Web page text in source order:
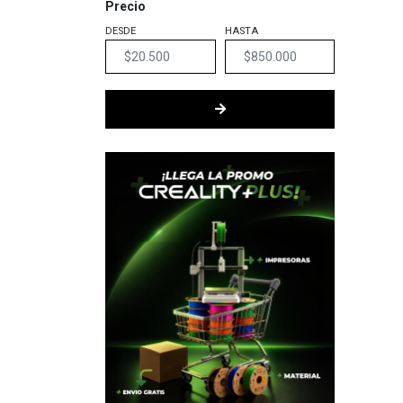
DORADO
FIRE RED 1
FLUO GREEN
FUCSIA 1
GRIS 4
ICE BLUE
LIGHT BLUE 3
LIGHT BROWN
LIGHT WOOD 1
LIGHT GREY 2
LILA 1
MINT GREEN 3
Precio
DESDE HASTA